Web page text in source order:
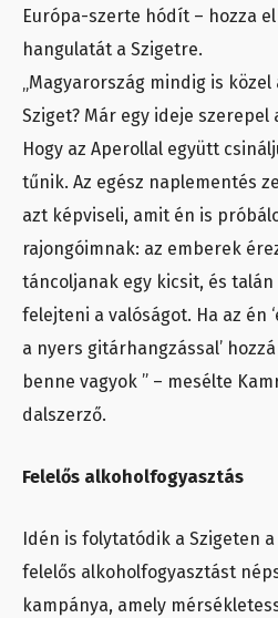
Európa-szerte hódít – hozza
hangulatát a Szigetre.
„Magyarország mindig is közel
Sziget? Már egy ideje
Hogy az Aperollal együtt
tűnik. Az egész naplementés
azt képviseli, amit én is
rajongóimnak: az emberek
táncoljanak egy kicsit, és
felejteni a valóságot. Ha az én
a nyers gitárhangzással’
benne vagyok ” – mesélte
dalszerző.
Felelős alkoholfogyasztás
Idén is folytatódik a Szigeten
felelős alkoholfogyasztást
kampánya, amely